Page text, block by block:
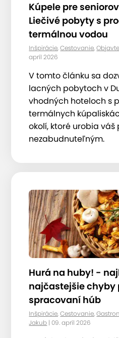
Kúpele pre
Liečivé pobyty s
termálnou vodou
Inšpirácie,Cestovanie,
apríl 2026
V tomto článku sa
lacných pobytoch v
vhodných hoteloch s
termálnych
okolí, ktoré urobia
nezabudnuteľným.
Hurá na huby! -
najčastejšie chyby
spracovaní húb
Inšpirácie,Cestovanie,
Jakub | 09. apríl 2026